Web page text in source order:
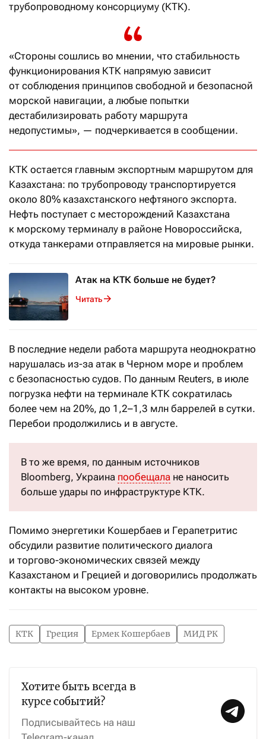
трубопроводному консорциуму (КТК).
«Стороны сошлись во мнении, что стабильность
функционирования КТК напрямую зависит
от соблюдения принципов свободной и безопасной
морской навигации, а любые попытки
дестабилизировать работу маршрута
недопустимы», — подчеркивается в сообщении.
КТК остается главным экспортным маршрутом для
Казахстана: по трубопроводу транспортируется
около 80% казахстанского нефтяного экспорта.
Нефть поступает с месторождений Казахстана
к морскому терминалу в районе Новороссийска,
откуда танкерами отправляется на мировые рынки.
Атак на КТК больше не будет?
Читать
В последние недели работа маршрута неоднократно
нарушалась из-за атак в Черном море и проблем
с безопасностью судов. По данным Reuters, в июле
погрузка нефти на терминале КТК сократилась
более чем на 20%, до 1,2–1,3 млн баррелей в сутки.
Перебои продолжились и в августе.
В то же время, по данным источников
Bloomberg, Украина пообещала не наносить
больше удары по инфраструктуре КТК.
Помимо энергетики Кошербаев и Герапетритис
обсудили развитие политического диалога
и торгово-экономических связей между
Казахстаном и Грецией и договорились продолжать
контакты на высоком уровне.
КТК Греция Ермек Кошербаев МИД РК
Хотите быть всегда в
курсе событий?
Подписывайтесь на наш